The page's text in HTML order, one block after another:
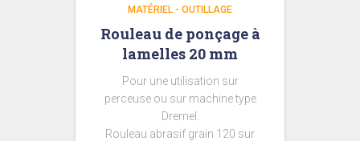
MATÉRIEL - OUTILLAGE
Rouleau de ponçage à
lamelles 20 mm
Pour une utilisation sur
perceuse ou sur machine type
Dremel.
Rouleau abrasif grain 120 sur